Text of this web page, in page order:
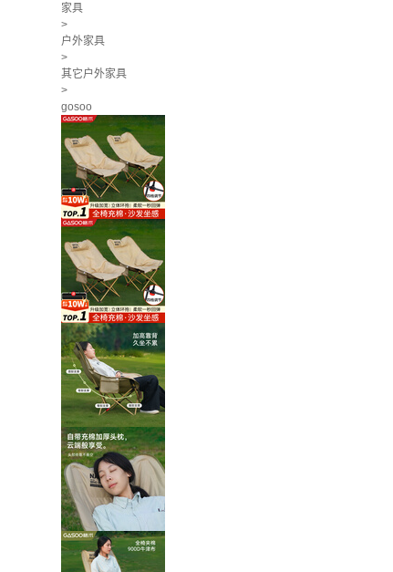
家具
>
户外家具
>
其它户外家具
>
gosoo